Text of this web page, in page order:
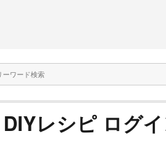
DIYレシピ ログ